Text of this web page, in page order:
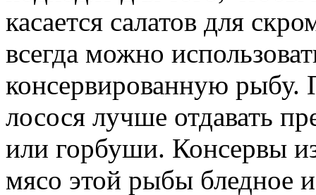
касается салатов для
всегда можно
консервированную рыбу.
лосося лучше отдавать
или горбуши. Консервы
мясо этой рыбы бледное